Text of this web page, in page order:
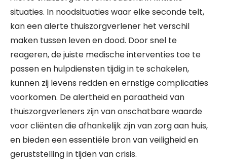
situaties. In noodsituaties waar elke seconde telt,
kan een alerte thuiszorgverlener het verschil
maken tussen leven en dood. Door snel te
reageren, de juiste medische interventies toe te
passen en hulpdiensten tijdig in te schakelen,
kunnen zij levens redden en ernstige complicaties
voorkomen. De alertheid en paraatheid van
thuiszorgverleners zijn van onschatbare waarde
voor cliënten die afhankelijk zijn van zorg aan huis,
en bieden een essentiële bron van veiligheid en
geruststelling in tijden van crisis.